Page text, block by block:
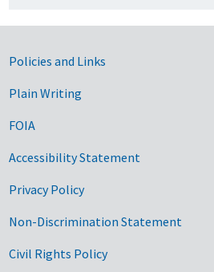
Government Links
Policies and Links
Plain Writing
FOIA
Accessibility Statement
Privacy Policy
Non-Discrimination Statement
Civil Rights Policy